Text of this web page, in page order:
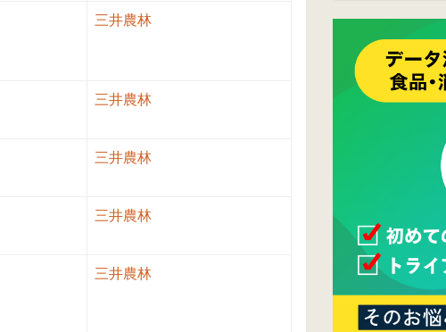
三井農林
三井農林
三井農林
三井農林
三井農林
2017/05/17
2015/04/30
2015/04/20